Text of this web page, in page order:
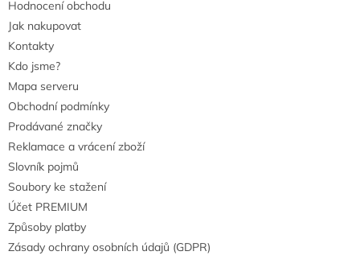
Hodnocení obchodu
Jak nakupovat
Kontakty
Kdo jsme?
Mapa serveru
Obchodní podmínky
Prodávané značky
Reklamace a vrácení zboží
Slovník pojmů
Soubory ke stažení
Účet PREMIUM
Způsoby platby
Zásady ochrany osobních údajů (GDPR)